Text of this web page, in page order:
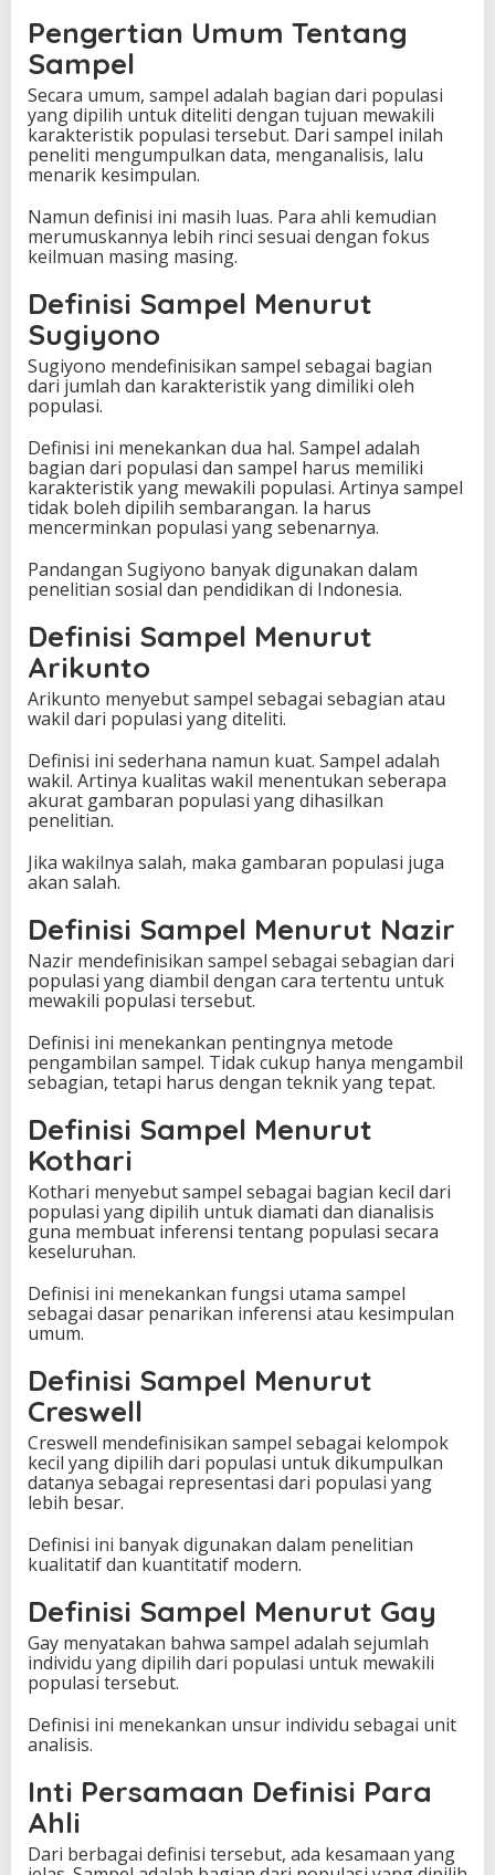
Pengertian Umum Tentang
Sampel
Secara umum, sampel adalah bagian dari populasi
yang dipilih untuk diteliti dengan tujuan mewakili
karakteristik populasi tersebut. Dari sampel inilah
peneliti mengumpulkan data, menganalisis, lalu
menarik kesimpulan.
Namun definisi ini masih luas. Para ahli kemudian
merumuskannya lebih rinci sesuai dengan fokus
keilmuan masing masing.
Definisi Sampel Menurut
Sugiyono
Sugiyono mendefinisikan sampel sebagai bagian
dari jumlah dan karakteristik yang dimiliki oleh
populasi.
Definisi ini menekankan dua hal. Sampel adalah
bagian dari populasi dan sampel harus memiliki
karakteristik yang mewakili populasi. Artinya sampel
tidak boleh dipilih sembarangan. Ia harus
mencerminkan populasi yang sebenarnya.
Pandangan Sugiyono banyak digunakan dalam
penelitian sosial dan pendidikan di Indonesia.
Definisi Sampel Menurut
Arikunto
Arikunto menyebut sampel sebagai sebagian atau
wakil dari populasi yang diteliti.
Definisi ini sederhana namun kuat. Sampel adalah
wakil. Artinya kualitas wakil menentukan seberapa
akurat gambaran populasi yang dihasilkan
penelitian.
Jika wakilnya salah, maka gambaran populasi juga
akan salah.
Definisi Sampel Menurut Nazir
Nazir mendefinisikan sampel sebagai sebagian dari
populasi yang diambil dengan cara tertentu untuk
mewakili populasi tersebut.
Definisi ini menekankan pentingnya metode
pengambilan sampel. Tidak cukup hanya mengambil
sebagian, tetapi harus dengan teknik yang tepat.
Definisi Sampel Menurut
Kothari
Kothari menyebut sampel sebagai bagian kecil dari
populasi yang dipilih untuk diamati dan dianalisis
guna membuat inferensi tentang populasi secara
keseluruhan.
Definisi ini menekankan fungsi utama sampel
sebagai dasar penarikan inferensi atau kesimpulan
umum.
Definisi Sampel Menurut
Creswell
Creswell mendefinisikan sampel sebagai kelompok
kecil yang dipilih dari populasi untuk dikumpulkan
datanya sebagai representasi dari populasi yang
lebih besar.
Definisi ini banyak digunakan dalam penelitian
kualitatif dan kuantitatif modern.
Definisi Sampel Menurut Gay
Gay menyatakan bahwa sampel adalah sejumlah
individu yang dipilih dari populasi untuk mewakili
populasi tersebut.
Definisi ini menekankan unsur individu sebagai unit
analisis.
Inti Persamaan Definisi Para
Ahli
Dari berbagai definisi tersebut, ada kesamaan yang